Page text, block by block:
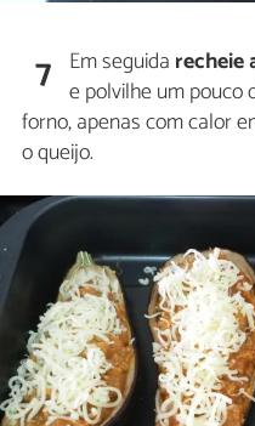
7 Em seguida recheie
e polvilhe um pouco
forno, apenas com calor
o queijo.